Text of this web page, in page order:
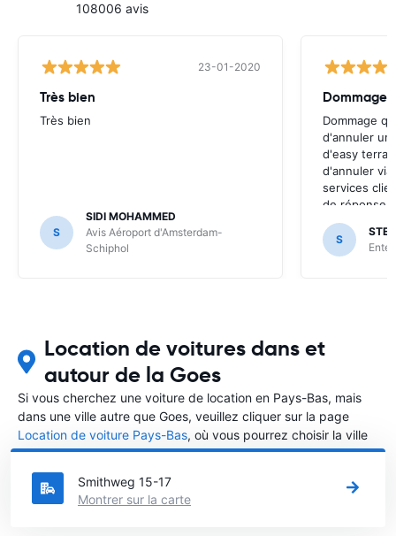
108006 avis
23-01-2020
Très bien
Très bien
S
SIDI MOHAMMED
Avis Aéroport d'Amsterdam-
Schiphol
Dommage
Dommage
d'annuler
d'easy terra
d'annuler
services
de
effectuée
qui n'est
êtes à
S
Location de voitures dans et
autour de la Goes
Si vous cherchez une voiture de location en Pays-Bas, mais
dans une ville autre que Goes, veuillez cliquer sur la page
Location de voiture Pays-Bas, où vous pourrez choisir la ville
dans le Pays-Bas où vous souhaitez louer une voiture.
Smithweg 15-17
Montrer sur la carte